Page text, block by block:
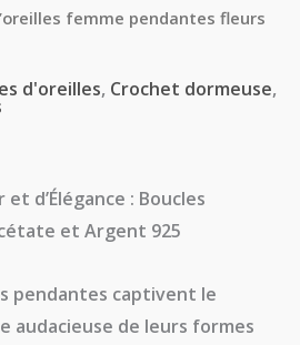
femme pendantes fleurs
d'oreilles, Crochet dormeuse,
d’Élégance : Boucles
et Argent 925
pendantes captivent le
audacieuse de leurs formes